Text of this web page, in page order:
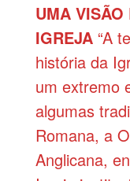
UMA
IGREJA“A
história da
um extremo
algumas
Romana, a
Anglicana,